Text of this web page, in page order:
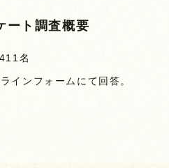
ート調査概要
名
インフォームにて回答。